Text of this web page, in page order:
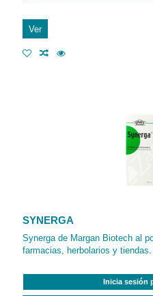
Ver
SYNERGA
Synerga de Margan Biotech al
farmacias, herbolarios y
Inicia sesión